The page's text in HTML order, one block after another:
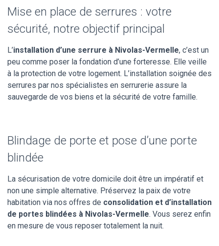
Mise en place de serrures : votre
sécurité, notre objectif principal
L’installation d’une serrure à Nivolas-Vermelle, c’est un
peu comme poser la fondation d’une forteresse. Elle veille
à la protection de votre logement. L’installation soignée des
serrures par nos spécialistes en serrurerie assure la
sauvegarde de vos biens et la sécurité de votre famille.
Blindage de porte et pose d’une porte
blindée
La sécurisation de votre domicile doit être un impératif et
non une simple alternative. Préservez la paix de votre
habitation via nos offres de consolidation et d’installation
de portes blindées à Nivolas-Vermelle. Vous serez enfin
en mesure de vous reposer totalement la nuit.